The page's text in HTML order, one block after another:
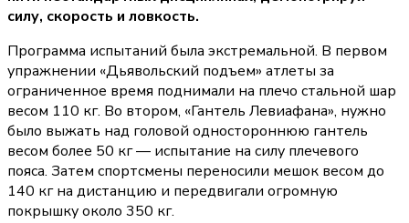
силу, скорость и ловкость.
Программа испытаний была экстремальной. В первом
упражнении «Дьявольский подъем» атлеты за
ограниченное время поднимали на плечо стальной шар
весом 110 кг. Во втором, «Гантель Левиафана», нужно
было выжать над головой одностороннюю гантель
весом более 50 кг — испытание на силу плечевого
пояса. Затем спортсмены переносили мешок весом до
140 кг на дистанцию и передвигали огромную
покрышку около 350 кг.